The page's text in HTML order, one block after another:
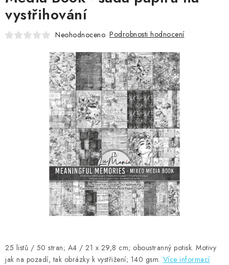
KURZY NATY LYSAK
OBLÍBENÉ ♥️
FOTORECENZE
MOJE OBJEDNÁVKA
Kontakty Moje objednávka
Oblíbené ♥️
Hodnocení obchodu
Obchodní podmínky
Podmínky ochrany osobních údajů
Ověřování recenzí
Jak nakupovat
25 listů / 50 stran; A4 / 21 x 29,8 cm; oboustranný potisk. Motivy
jak na pozadí, tak obrázky k vystřižení; 140 gsm. Více informací
vystřihování
Neohodnoceno Podrobnosti hodnocení